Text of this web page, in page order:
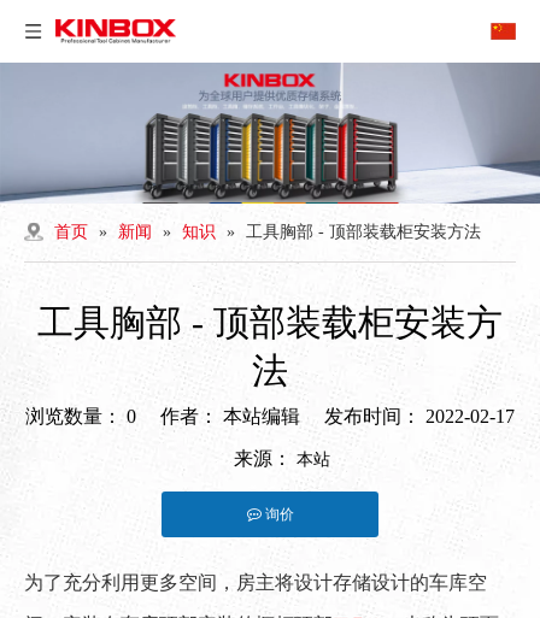
首页 » 新闻 » 知识 » 工具胸部 - 顶部装载柜安装方法
工具胸部 - 顶部装载柜安装方
法
浏览数量： 0 作者： 本站编辑 发布时间： 2022-02-17
来源： 本站
询价
为了充分利用更多空间，房主将设计存储设计的车库空